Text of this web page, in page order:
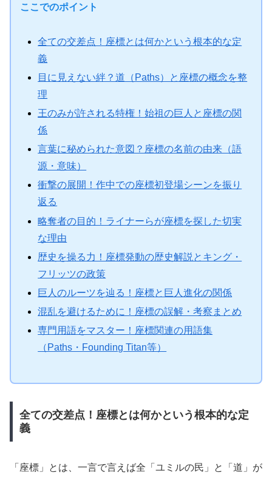
ここでのポイント
全ての交差点！座標とは何かという根本的な定
義
目に見えない絆？道（Paths）と座標の概念を整
理
王のみが許される特権！始祖の巨人と座標の関
係
言葉に秘められた意図？座標の名前の由来（語
源・意味）
衝撃の展開！作中での座標初登場シーンを振り
返る
略奪者の目的！ライナーらが座標を探した切実
な理由
歴史を操る力！座標発動の歴史解説とキング・
フリッツの政策
巨人のルーツを辿る！座標と巨人進化の関係
混乱を避けるために！座標の誤解・考察まとめ
専門用語をマスター！座標関連の用語集
（Paths・Founding Titan等）
全ての交差点！座標とは何かという根本的な定
義
「座標」とは、一言で言えば全「ユミルの民」と「道」が